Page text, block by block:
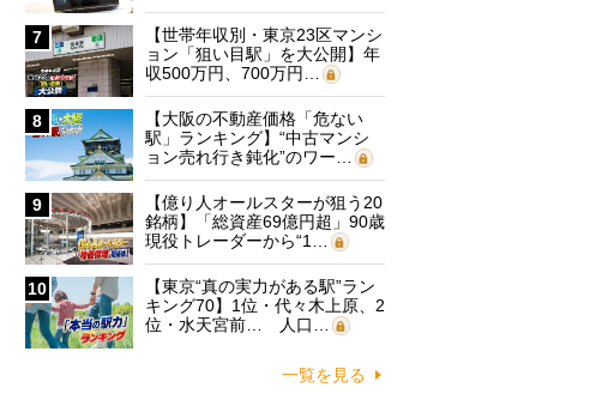
7
【世帯年収別・東京23区マンシ
ョン「狙い目駅」を大公開】年
収500万円、700万円…
8
【大阪の不動産価格「危ない
駅」ランキング】“中古マンシ
ョン売れ行き鈍化”のワー…
9
【億り人オールスターが狙う20
銘柄】「総資産69億円超」90歳
現役トレーダーから“1…
10
【東京“真の実力がある駅”ラン
キング70】1位・代々木上原、2
位・水天宮前… 人口…
一覧を見る